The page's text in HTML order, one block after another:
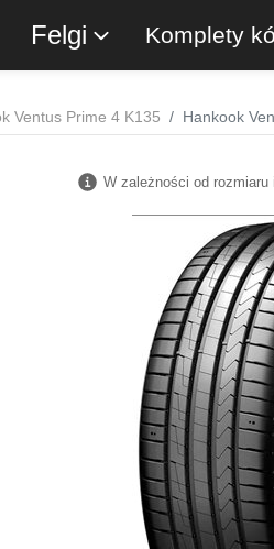
Felgi Komplety
Ventus Prime 4 K135 Hankook
W zależności od rozmiaru